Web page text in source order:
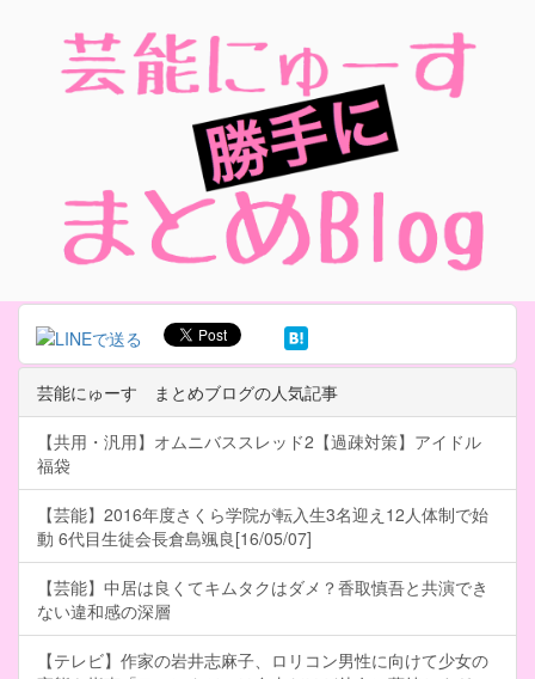
芸能にゅーす まとめブログの人気記事
【共用・汎用】オムニバススレッド2【過疎対策】アイドル
福袋
【芸能】2016年度さくら学院が転入生3名迎え12人体制で始
動 6代目生徒会長倉島颯良[16/05/07]
【芸能】中居は良くてキムタクはダメ？香取慎吾と共演でき
ない違和感の深層
【テレビ】作家の岩井志麻子、ロリコン男性に向けて少女の